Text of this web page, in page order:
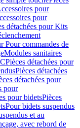
pour
pour
détachées pour Kits
Pour commandes de
Modules sanitaires
Pièces détachées pour
Pièces détachées
détachées pour
pour
pour bidetsPièces
Pour bidets suspendus
et au
avec rebord de